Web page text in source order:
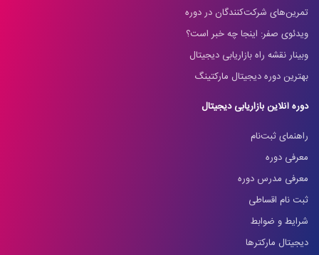
تمرین‌های شرکت‌کنندگان در دوره
ویدئوی صفر: اینجا چه خبر است؟
وبینار نقشه راه بازاریابی دیجیتال
بهترین دوره دیجیتال مارکتینگ
دوره آنلاین بازاریابی دیجیتال
راهنمای ثبت‌نام
معرفی دوره
معرفی مدرس دوره
ثبت نام اقساطی
شرایط و ضوابط
دیجیتال مارکترها